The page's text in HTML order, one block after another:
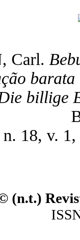
Carl.
billige
18, v.
(n.t.)